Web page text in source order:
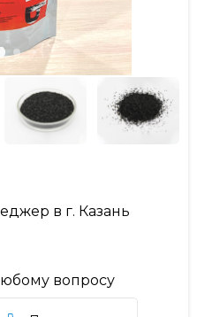
в г. Казань
вопросу